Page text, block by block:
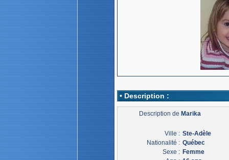
• Description :
Description deMarika
Ville : Ste-Adèle
Nationalité : Québec
Sexe : Femme